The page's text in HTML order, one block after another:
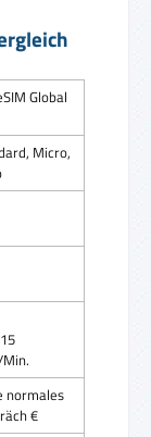
Global
Micro,
normales
€